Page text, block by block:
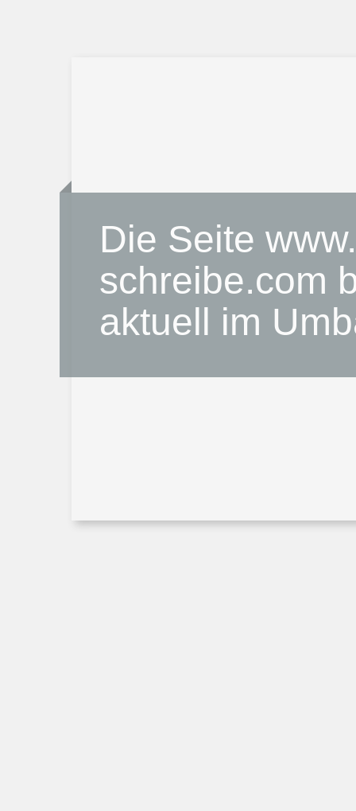
Die Seite
schreibe.com
aktuell im